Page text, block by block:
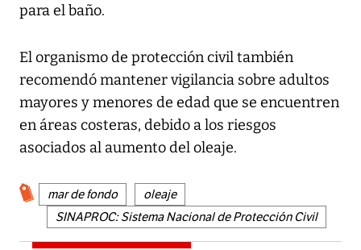
para el baño.
El organismo de protección civil también
recomendó mantener vigilancia sobre adultos
mayores y menores de edad que se encuentren
en áreas costeras, debido a los riesgos
asociados al aumento del oleaje.
mar de fondo
oleaje
SINAPROC: Sistema Nacional de Protección Civil